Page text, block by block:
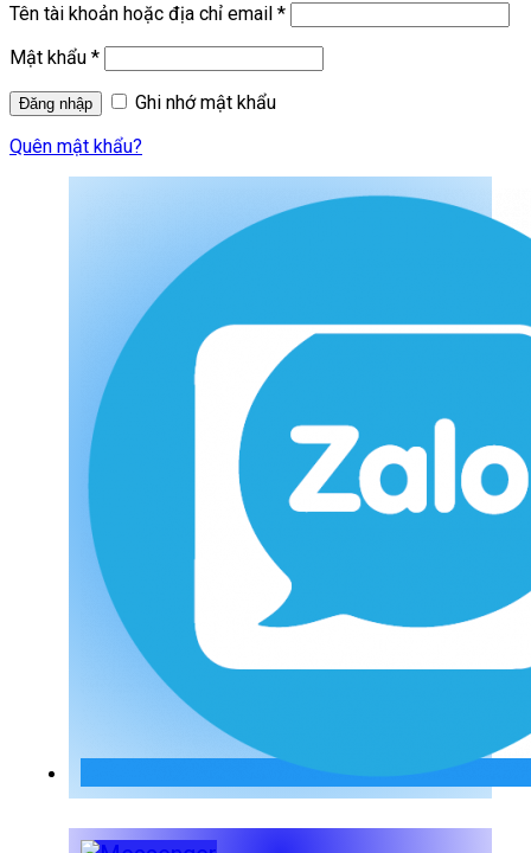
Tên tài khoản hoặc địa chỉ email *
Mật khẩu *
Ghi nhớ mật khẩu
Quên mật khẩu?